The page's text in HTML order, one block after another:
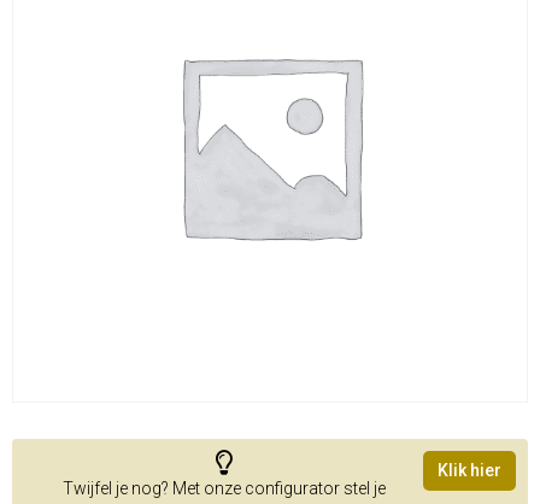
Twijfel je nog? Met onze configurator stel je
Klik hier